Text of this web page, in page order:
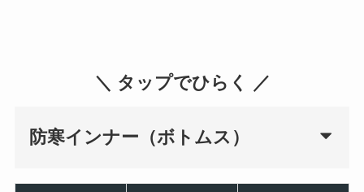
＼ タップでひらく ／
防寒インナー（ボトムス）